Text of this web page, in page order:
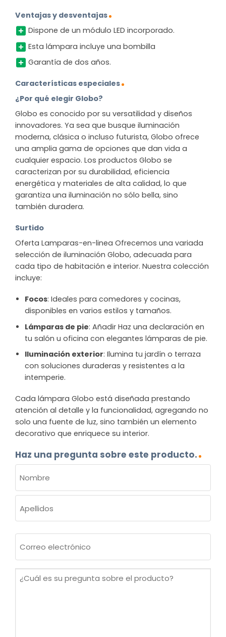
Ventajas y desventajas
Dispone de un módulo LED incorporado.
Esta lámpara incluye una bombilla
Garantía de dos años.
Características especiales
¿Por qué elegir Globo?
Globo es conocido por su versatilidad y diseños
innovadores. Ya sea que busque iluminación
moderna, clásica o incluso futurista, Globo ofrece
una amplia gama de opciones que dan vida a
cualquier espacio. Los productos Globo se
caracterizan por su durabilidad, eficiencia
energética y materiales de alta calidad, lo que
garantiza una iluminación no sólo bella, sino
también duradera.
Surtido
Oferta Lamparas-en-linea Ofrecemos una variada
selección de iluminación Globo, adecuada para
cada tipo de habitación e interior. Nuestra colección
incluye:
Focos: Ideales para comedores y cocinas,
disponibles en varios estilos y tamaños.
Lámparas de pie: Añadir Haz una declaración en
tu salón u oficina con elegantes lámparas de pie.
Iluminación exterior: Ilumina tu jardín o terraza
con soluciones duraderas y resistentes a la
intemperie.
Cada lámpara Globo está diseñada prestando
atención al detalle y la funcionalidad, agregando no
solo una fuente de luz, sino también un elemento
decorativo que enriquece su interior.
Haz una pregunta sobre este producto.
(OBLIGATORIO)
Nombre
electrónico
¿Cuál